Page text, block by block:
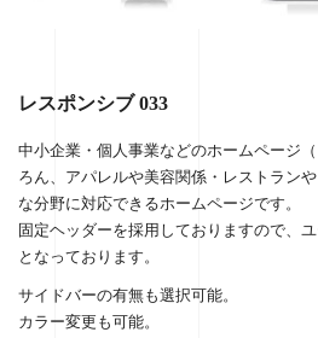
レスポンシブ 033
中小企業・個人事業などのホームページ
ろん、アパレルや美容関係・レストラン
な分野に対応できるホームページです。
固定ヘッダーを採用しておりますので、
となっております。
サイドバーの有無も選択可能。
カラー変更も可能。